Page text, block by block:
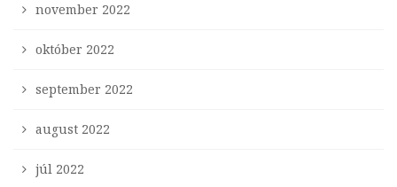
november 2022
október 2022
september 2022
august 2022
júl 2022